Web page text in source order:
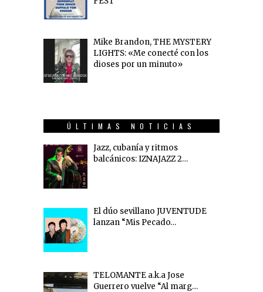
Mike Brandon, THE MYSTERY
LIGHTS: «Me conecté con los
dioses por un minuto»
ÚLTIMAS NOTICIAS
Jazz, cubanía y ritmos
balcánicos: IZNAJAZZ 2…
El dúo sevillano JUVENTUDE
lanzan “Mis Pecado…
TELOMANTE a.k.a Jose
Guerrero vuelve “Al marg…